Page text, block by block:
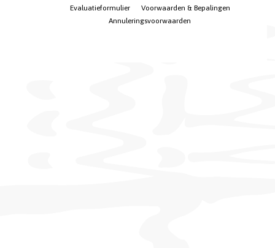
Evaluatieformulier
Voorwaarden & Bepalingen
Annuleringsvoorwaarden